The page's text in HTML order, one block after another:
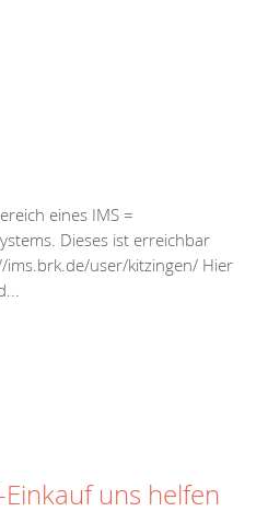
eines IMS =
Dieses ist erreichbar
user/kitzingen/ Hier
uns helfen